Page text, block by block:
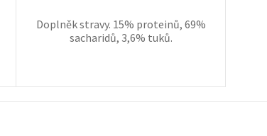
Doplněk stravy. 15% proteinů, 69%
sacharidů, 3,6% tuků.